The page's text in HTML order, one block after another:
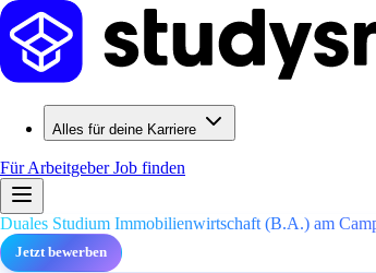
Alles für deine Karriere
Für ArbeitgeberJob finden
Duales Studium Immobilienwirtschaft (B.A.) am
Jetzt bewerben